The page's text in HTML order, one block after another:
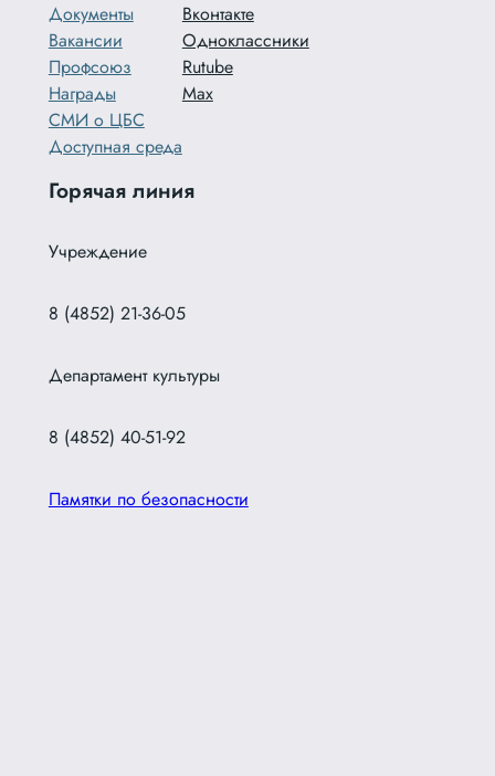
Документы
Вакансии
Профсоюз
Награды
СМИ о ЦБС
Доступная среда
Вконтакте
Одноклассники
Rutube
Max
Горячая линия
Учреждение
8 (4852) 21-36-05
Департамент культуры
8 (4852) 40-51-92
Памятки по безопасности